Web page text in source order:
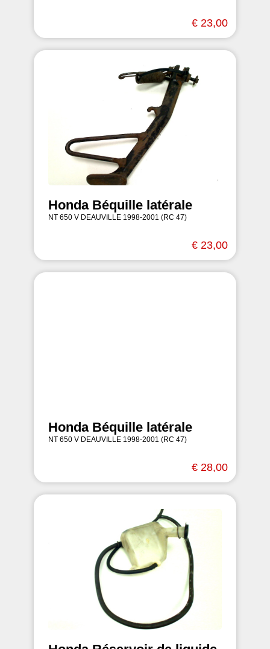
€ 23,00
Honda Béquille latérale
NT 650 V DEAUVILLE 1998-2001 (RC 47)
€ 23,00
Honda Béquille latérale
NT 650 V DEAUVILLE 1998-2001 (RC 47)
€ 28,00